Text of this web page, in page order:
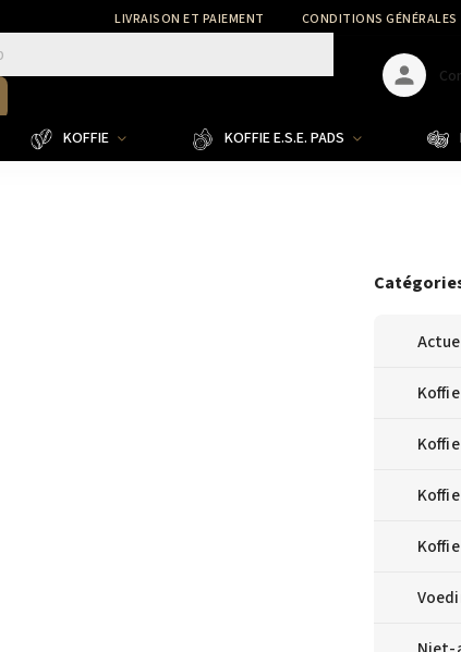
LIVRAISON ET PAIEMENT CONDITIONS GÉNÉRALES
KOFFIE KOFFIE E.S.E. PADS
Koffie